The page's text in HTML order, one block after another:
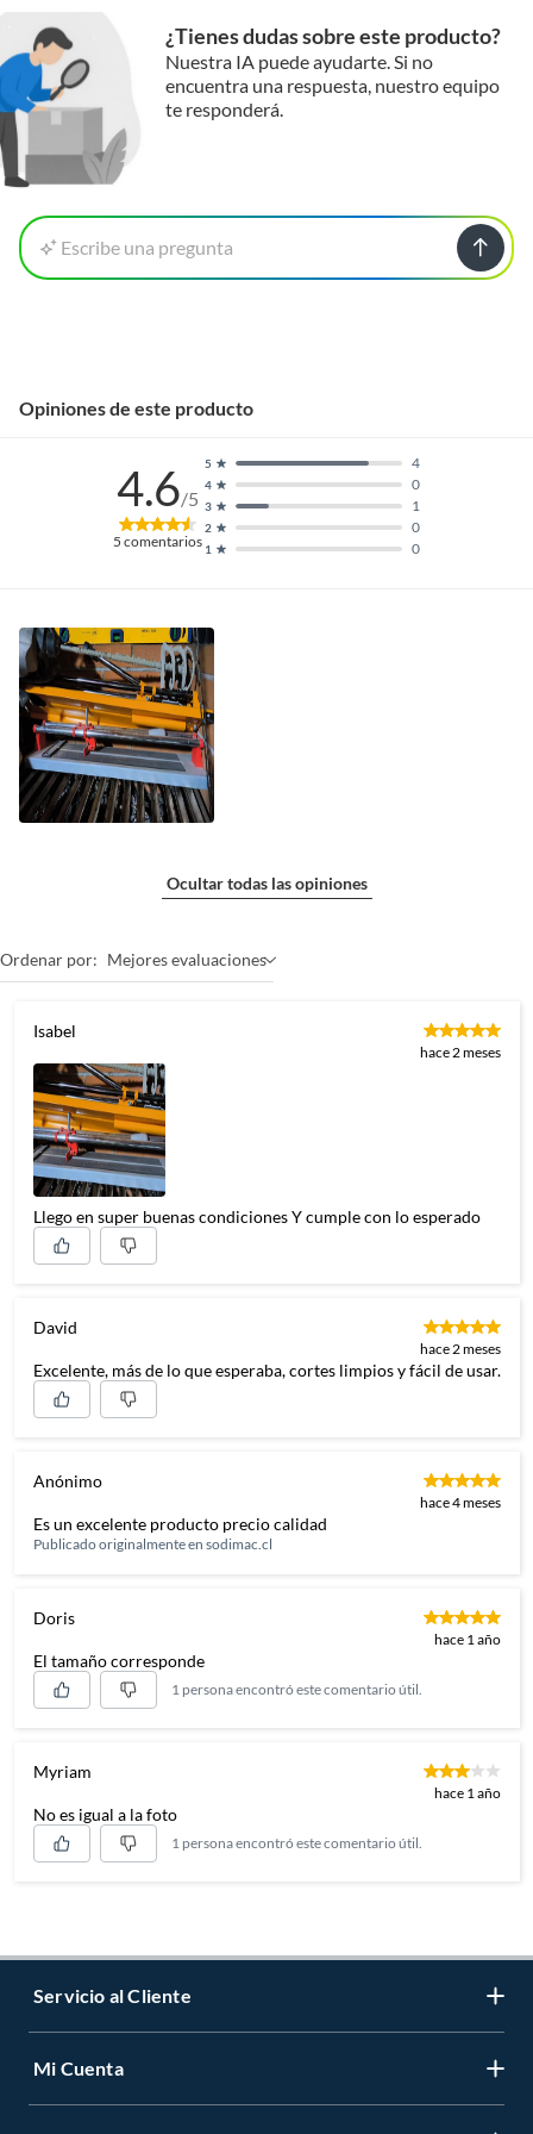
¿Tienes dudas sobre este producto?
Nuestra IA puede ayudarte. Si no
encuentra una respuesta, nuestro equipo
te responderá.
Escribe una pregunta
Opiniones de este producto
4.6/5
5 comentarios 1 0
2 0
3 1
4 0
5 4
Ocultar todas las opiniones
Ordenar por: Mejores evaluaciones
Isabel
hace 2 meses
Llego en super buenas condiciones Y cumple con lo esperado
David
hace 2 meses
Excelente, más de lo que esperaba, cortes limpios y fácil de usar.
Anónimo
hace 4 meses
Es un excelente producto precio calidad
Publicado originalmente en sodimac.cl
Doris
hace 1 año
El tamaño corresponde
1 persona encontró este comentario útil.
Myriam
hace 1 año
No es igual a la foto
1 persona encontró este comentario útil.
Servicio al Cliente
Contáctanos
Mi Cuenta